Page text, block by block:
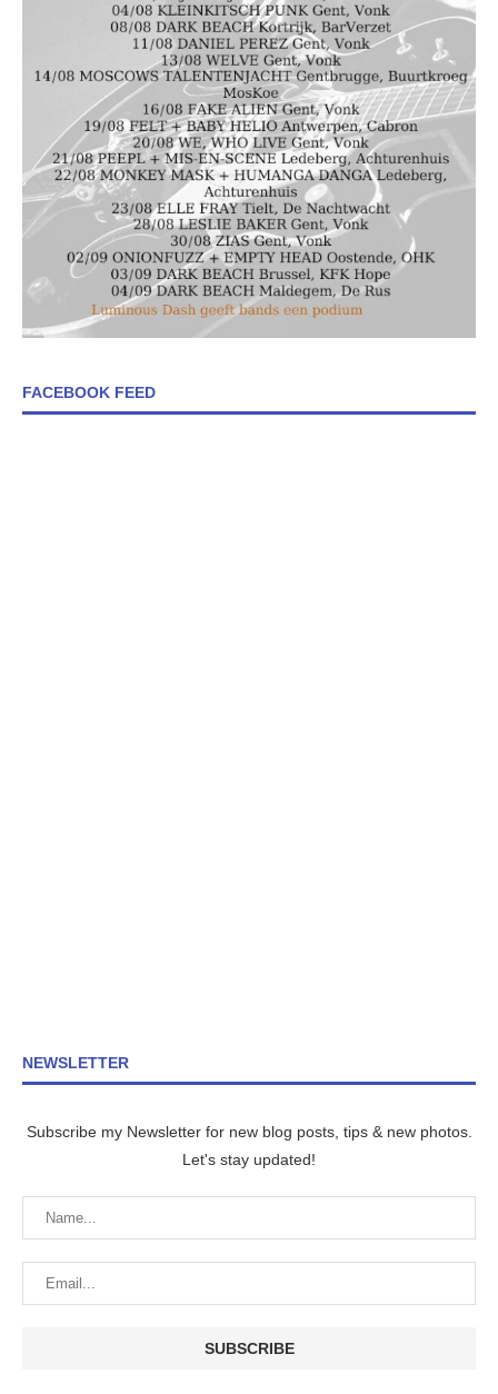
FACEBOOK FEED
NEWSLETTER
Subscribe my Newsletter for new blog posts, tips & new photos.
Let's stay updated!